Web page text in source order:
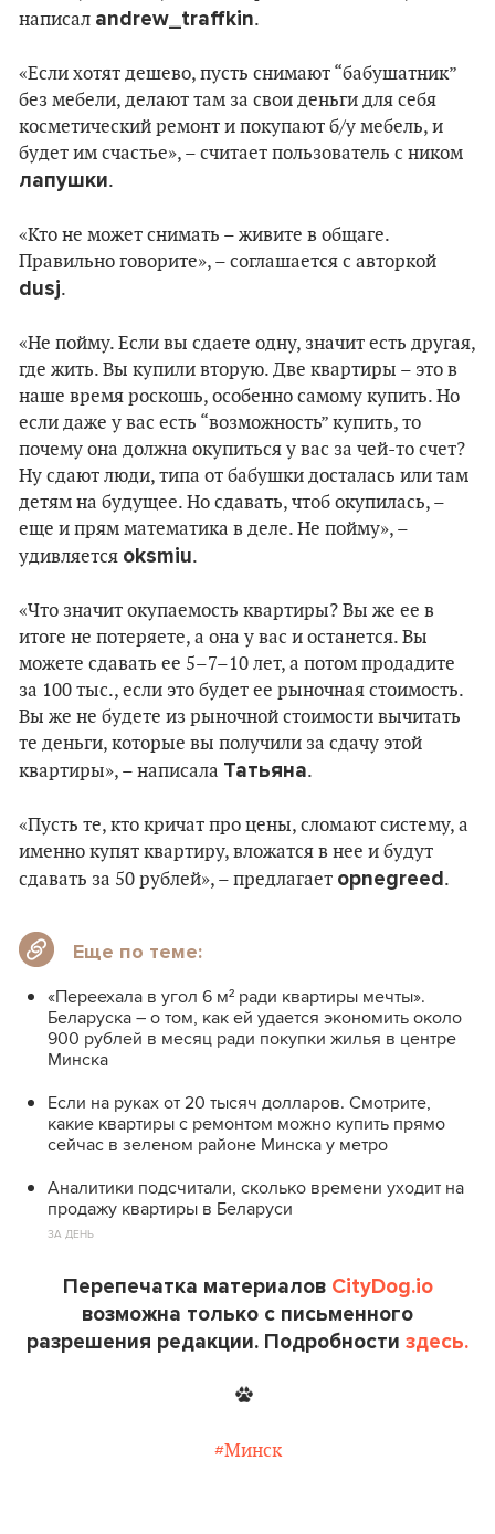
написал andrew_traffkin.
«Если хотят дешево, пусть снимают “бабушатник”
без мебели, делают там за свои деньги для себя
косметический ремонт и покупают б/у мебель, и
будет им счастье», – считает пользователь с ником
лапушки.
«Кто не может снимать – живите в общаге.
Правильно говорите», – соглашается с авторкой
dusj.
«Не пойму. Если вы сдаете одну, значит есть другая,
где жить. Вы купили вторую. Две квартиры – это в
наше время роскошь, особенно самому купить. Но
если даже у вас есть “возможность” купить, то
почему она должна окупиться у вас за чей-то счет?
Ну сдают люди, типа от бабушки досталась или там
детям на будущее. Но сдавать, чтоб окупилась, –
еще и прям математика в деле. Не пойму», –
удивляется oksmiu.
«Что значит окупаемость квартиры? Вы же ее в
итоге не потеряете, а она у вас и останется. Вы
можете сдавать ее 5–7–10 лет, а потом продадите
за 100 тыс., если это будет ее рыночная стоимость.
Вы же не будете из рыночной стоимости вычитать
те деньги, которые вы получили за сдачу этой
квартиры», – написала Татьяна.
«Пусть те, кто кричат про цены, сломают систему, а
именно купят квартиру, вложатся в нее и будут
сдавать за 50 рублей», – предлагает opnegreed.
Еще по теме:
«Переехала в угол 6 м² ради квартиры мечты».
Беларуска – о том, как ей удается экономить около
900 рублей в месяц ради покупки жилья в центре
Минска
Если на руках от 20 тысяч долларов. Смотрите,
какие квартиры с ремонтом можно купить прямо
сейчас в зеленом районе Минска у метро
Аналитики подсчитали, сколько времени уходит на
продажу квартиры в Беларуси
ЗА ДЕНЬ
Перепечатка материалов CityDog.io
возможна только с письменного
разрешения редакции. Подробности здесь.
#Минск